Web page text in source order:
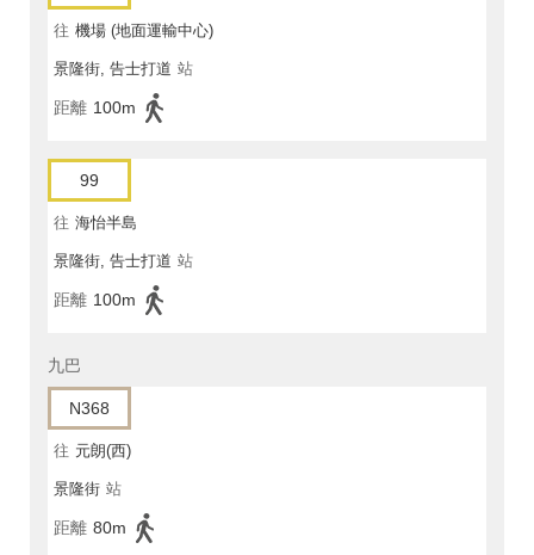
往 機場 (地面運輸中心)
景隆街, 告士打道 站
距離 100m
99
往 海怡半島
景隆街, 告士打道 站
距離 100m
九巴
N368
往 元朗(西)
景隆街 站
距離 80m